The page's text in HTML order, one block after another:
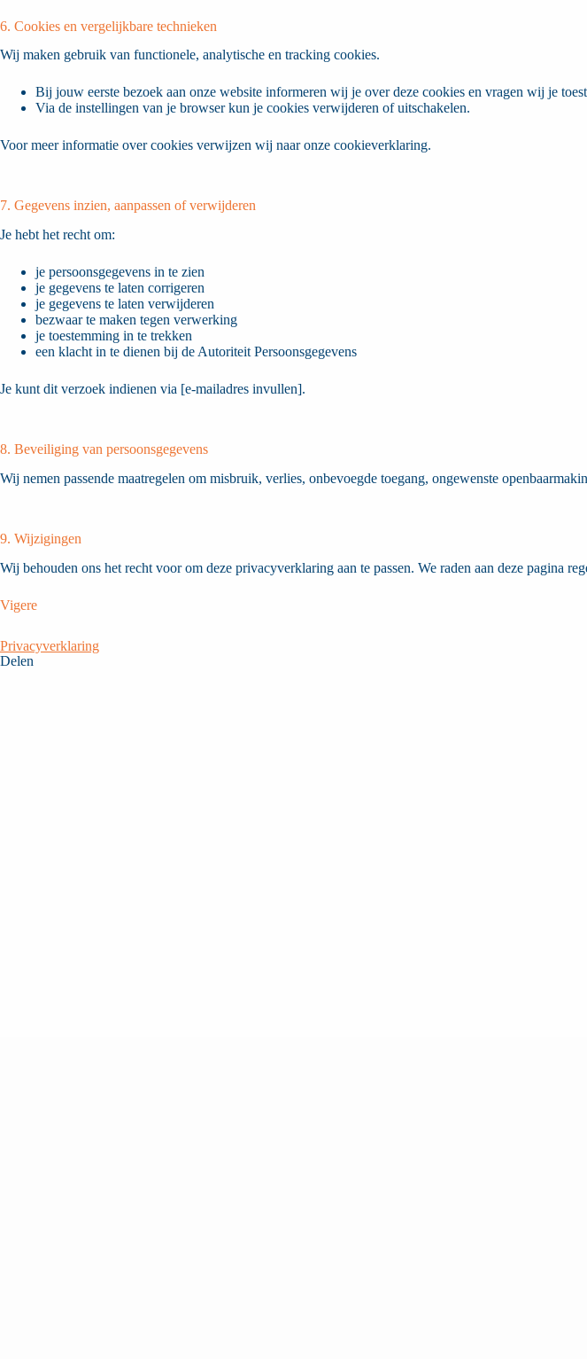
6. Cookies en vergelijkbare technieken
Wij maken gebruik van functionele, analytische en tracking cookies.
Bij jouw eerste bezoek aan onze website informeren wij je over deze cookies en vragen wij je
Via de instellingen van je browser kun je cookies verwijderen of uitschakelen.
Voor meer informatie over cookies verwijzen wij naar onze cookieverklaring.
7. Gegevens inzien, aanpassen of verwijderen
Je hebt het recht om:
je persoonsgegevens in te zien
je gegevens te laten corrigeren
je gegevens te laten verwijderen
bezwaar te maken tegen verwerking
je toestemming in te trekken
een klacht in te dienen bij de Autoriteit Persoonsgegevens
Je kunt dit verzoek indienen via [e-mailadres invullen].
8. Beveiliging van persoonsgegevens
Wij nemen passende maatregelen om misbruik, verlies, onbevoegde toegang, ongewenste
9. Wijzigingen
Wij behouden ons het recht voor om deze privacyverklaring aan te passen. We raden aan deze pagina
Vigere
Privacyverklaring
Delen